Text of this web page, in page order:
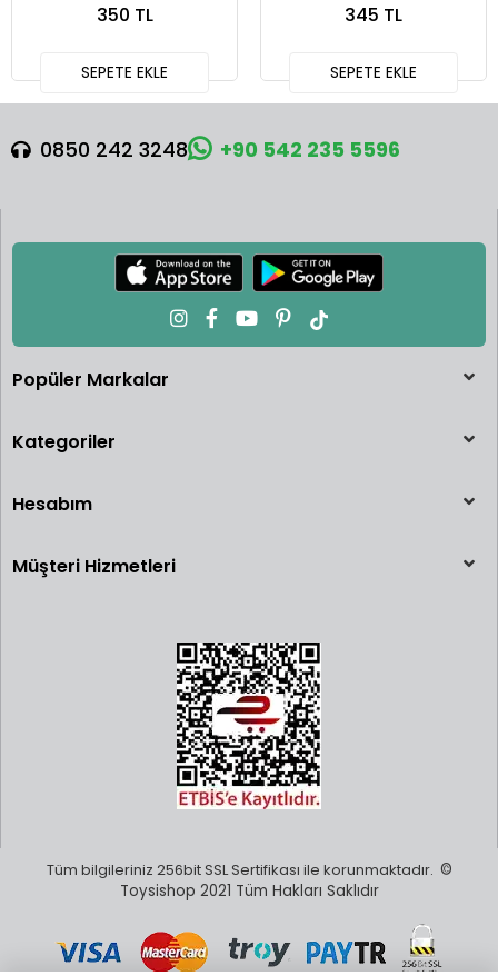
350 TL
SEPETE EKLE
345 TL
SEPETE EKLE
0850 242 3248 +90 542 235 5596
Popüler Markalar
Kategoriler
Hesabım
Müşteri Hizmetleri
Tüm bilgileriniz 256bit SSL Sertifikası ile korunmaktadır. ©
Toysishop 2021 Tüm Hakları Saklıdır